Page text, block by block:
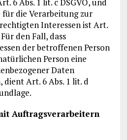
für die Verarbeitung zur
Interessen ist Art.
den Fall, dass
der betroffenen Person
Person eine
Daten
Art. 6 Abs. 1 lit. d
Auftragsverarbeitern